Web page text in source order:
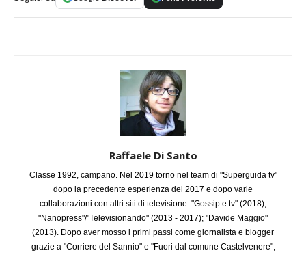
Raffaele Di Santo
Classe 1992, campano. Nel 2019 torno nel team di "Superguida tv"
dopo la precedente esperienza del 2017 e dopo varie
collaborazioni con altri siti di televisione: "Gossip e tv" (2018);
"Nanopress"/"Televisionando" (2013 - 2017); "Davide Maggio"
(2013). Dopo aver mosso i primi passi come giornalista e blogger
grazie a "Corriere del Sannio" e "Fuori dal comune Castelvenere",